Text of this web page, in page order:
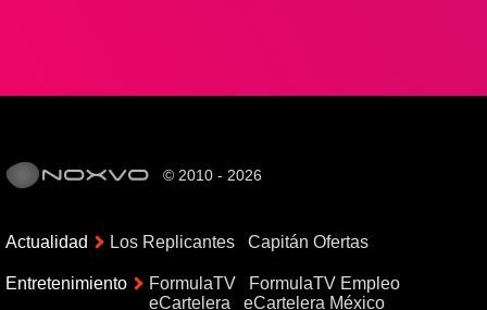
© 2010 - 2026
Actualidad Los Replicantes Capitán Ofertas
Entretenimiento FormulaTV
FormulaTV Empleo
eCartelera
eCartelera México